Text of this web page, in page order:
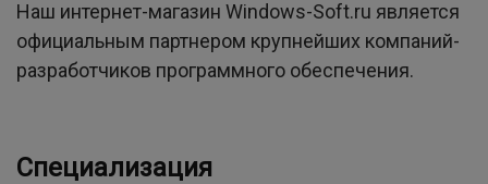
Наш интернет-магазин Windows-Soft.ru является
официальным партнером крупнейших компаний-
разработчиков программного обеспечения.
Специализация